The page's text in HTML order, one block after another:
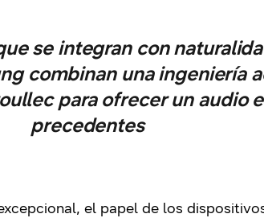
se integran con
combinan una ingeniería
para ofrecer un audio
precedentes
el papel de los